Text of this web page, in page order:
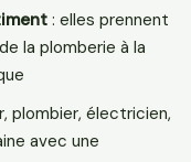
: elles prennent
la plomberie à la
plombier, électricien,
avec une